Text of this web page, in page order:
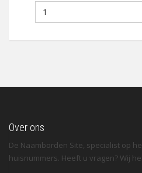
Over ons
De Naamborden Site, specialist op
huisnummers. Heeft u vragen? Wij